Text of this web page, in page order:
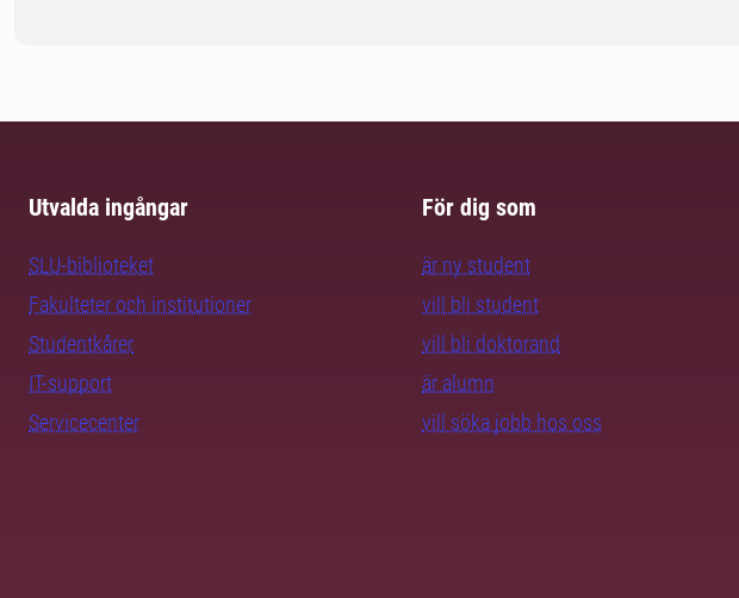
Utvalda ingångar
SLU-biblioteket
Fakulteter och institutioner
Studentkårer
IT-support
Servicecenter
För dig som
är ny student
vill bli student
vill bli doktorand
är alumn
vill söka jobb hos oss